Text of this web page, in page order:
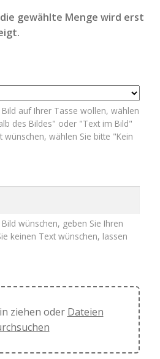
gewählte Menge wird erst
auf Ihrer Tasse wollen, wählen
des Bildes" oder "Text im Bild"
wünschen, wählen Sie bitte "Kein
wünschen, geben Sie Ihren
keinen Text wünschen, lassen
ziehen oder Dateien